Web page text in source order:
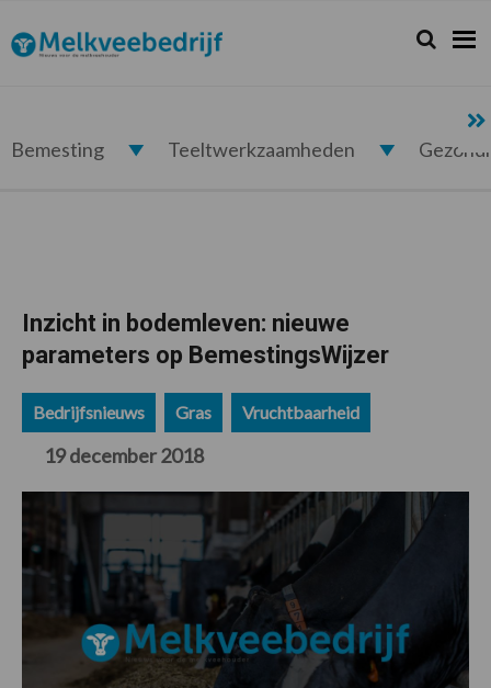
de
hoofdnavigatie
de
hoofd
de
eerste
de
voettekst
Melkveebedrijf.nl Zoeken...
Zoek
Bemesting Teeltwerkzaamheden
Inzicht in bodemleven: nieuwe
parameters op BemestingsWijzer
Bedrijfsnieuws Gras Vruchtbaarheid
19 december 2018